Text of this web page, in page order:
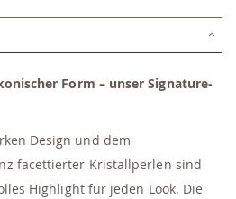
Form – unser Signature-
Design und dem
facettierter Kristallperlen sind
Highlight für jeden Look. Die